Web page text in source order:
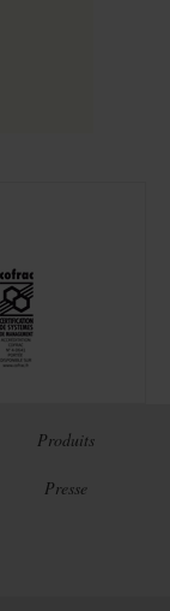
Produits
Presse